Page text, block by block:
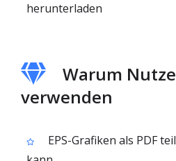
herunterladen
Warum
verwenden
EPS-Grafiken als PDF